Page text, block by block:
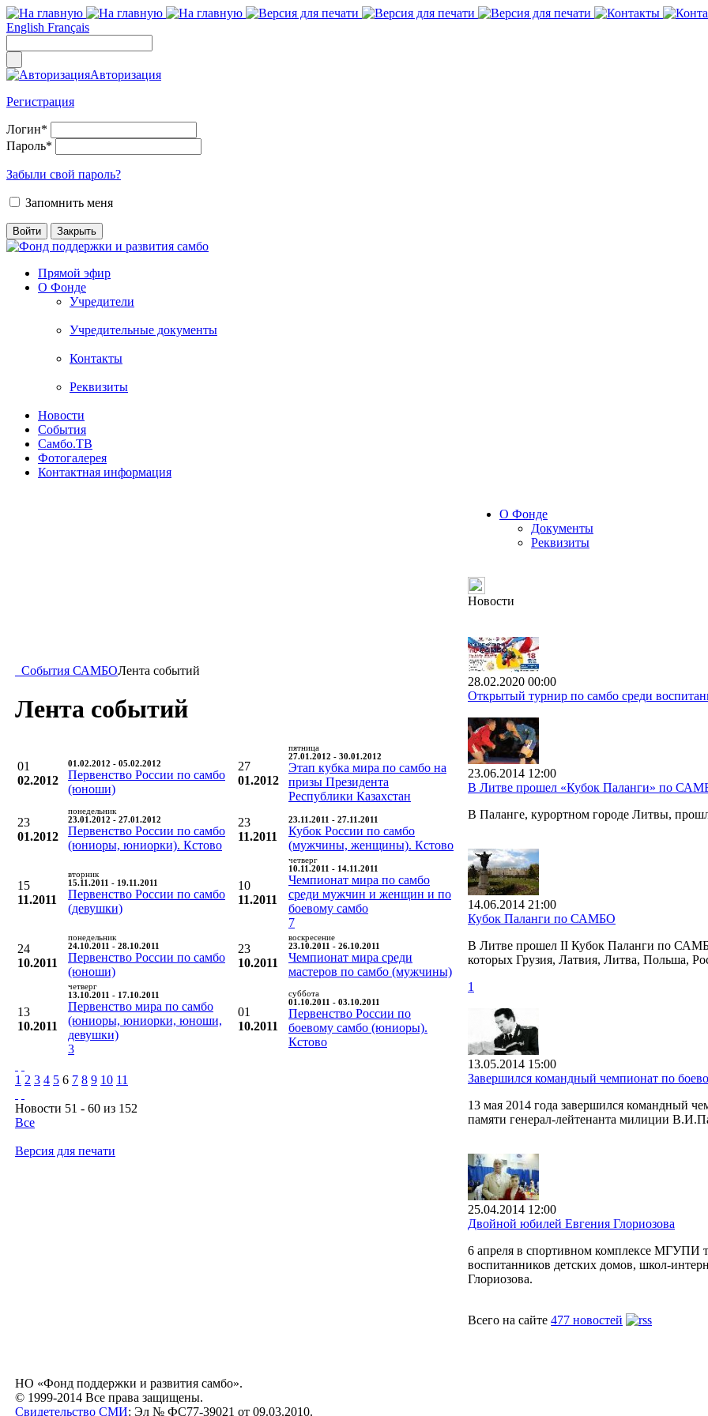
English Français
Авторизация
Регистрация
Логин*
Пароль*
Забыли свой пароль?
Запомнить меня
Прямой эфир
О Фонде
Учредители
Учредительные документы
Контакты
Реквизиты
Новости
События
Самбо.ТВ
Фотогалерея
Контактная информация
События САМБОЛента событий
Лента событий
01
02.2012
01.02.2012 - 05.02.2012
Первенство России по самбо
(юноши)
27
01.2012
пятница
27.01.2012 - 30.01.2012
Этап кубка мира по самбо на
призы Президента
Республики Казахстан
23
01.2012
понедельник
23.01.2012 - 27.01.2012
Первенство России по самбо
(юниоры, юниорки). Кстово
23
11.2011
23.11.2011 - 27.11.2011
Кубок России по самбо
(мужчины, женщины). Кстово
15
11.2011
вторник
15.11.2011 - 19.11.2011
Первенство России по самбо
(девушки)
10
11.2011
четверг
10.11.2011 - 14.11.2011
Чемпионат мира по самбо
среди мужчин и женщин и по
боевому самбо
7
24
10.2011
понедельник
24.10.2011 - 28.10.2011
Первенство России по самбо
(юноши)
23
10.2011
воскресение
23.10.2011 - 26.10.2011
Чемпионат мира среди
мастеров по самбо (мужчины)
13
10.2011
четверг
13.10.2011 - 17.10.2011
Первенство мира по самбо
(юниоры, юниорки, юноши,
девушки)
3
01
10.2011
суббота
01.10.2011 - 03.10.2011
Первенство России по
боевому самбо (юниоры).
Кстово
1 2 3 4 5 6 7 8 9 10 11
Новости 51 - 60 из 152
Все
Версия для печати
О Фонде
Документы
Реквизиты
Новости
28.02.2020 00:00
Открытый турнир по самбо среди
23.06.2014 12:00
В Литве прошел «Кубок Паланги» по
В Паланге, курортном городе Литвы,
14.06.2014 21:00
Кубок Паланги по САМБО
В Литве прошел II Кубок Паланги по
которых Грузия, Латвия, Литва, Польша,
1
13.05.2014 15:00
Завершился командный чемпионат по
13 мая 2014 года завершился командный
памяти генерал-лейтенанта милиции
25.04.2014 12:00
Двойной юбилей Евгения Глориозова
6 апреля в спортивном комплексе МГУПИ
воспитанников детских домов, школ-
Глориозова.
Всего на сайте 477 новостей
НО «Фонд поддержки и развития самбо».
© 1999-2014 Все права защищены.
Свидетельство СМИ: Эл № ФС77-39021 от 09.03.2010.